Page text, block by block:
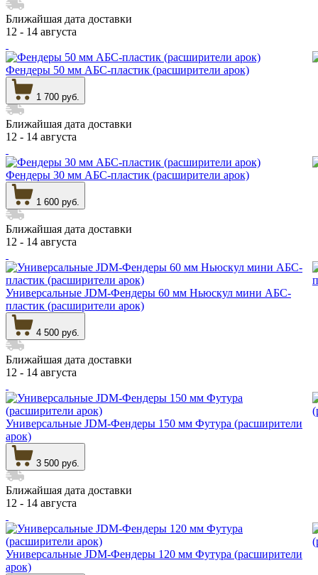
Ближайшая дата доставки
12 - 14 августа
Фендеры 50 мм АБС-пластик (расширители арок)
1 700 руб.
Ближайшая дата доставки
12 - 14 августа
Фендеры 30 мм АБС-пластик (расширители арок)
1 600 руб.
Ближайшая дата доставки
12 - 14 августа
Универсальные JDM-Фендеры 60 мм Ньюскул мини АБС-
пластик (расширители арок)
4 500 руб.
Ближайшая дата доставки
12 - 14 августа
Универсальные JDM-Фендеры 150 мм Футура (расширители
арок)
3 500 руб.
Ближайшая дата доставки
12 - 14 августа
Универсальные JDM-Фендеры 120 мм Футура (расширители
арок)